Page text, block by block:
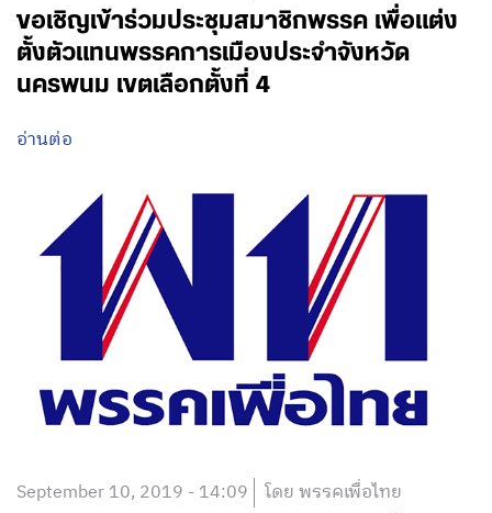
ขอเชิญเข้าร่วมประชุมสมาชิกพรรค เพื่อแต่ง
ตั้งตัวแทนพรรคการเมืองประจำจังหวัด
นครพนม เขตเลือกตั้งที่ 4
อ่านต่อ
September 10, 2019 - 14:09 โดย พรรคเพื่อไทย